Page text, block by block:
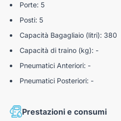
Porte: 5
Posti: 5
Capacità Bagagliaio (litri): 380
Capacità di traino (kg): -
Pneumatici Anteriori: -
Pneumatici Posteriori: -
Prestazioni e consumi